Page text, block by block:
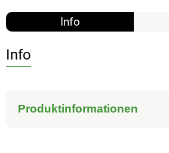
Info
Info
Produktinformationen